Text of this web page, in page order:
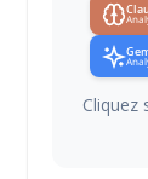
Cliquez